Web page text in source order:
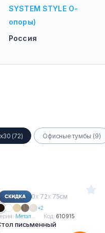
SYSTEM STYLE О-
опоры)
Россия
(72) Офисные тумбы (9)
хГхВ : 140х 72х 75см
+2
Метал... Код: 610915
письменный